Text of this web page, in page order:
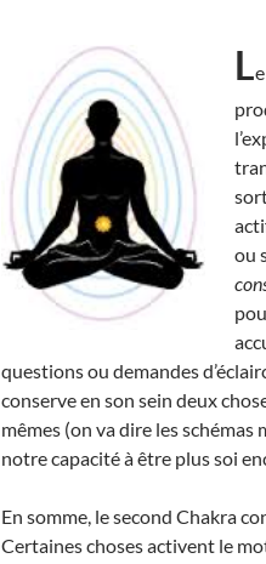
L
ou
questions ou demandes
conserve en son sein deux
mêmes (on va dire les
notre capacité à être plus soi
En somme, le second Chakra
Certaines choses activent le